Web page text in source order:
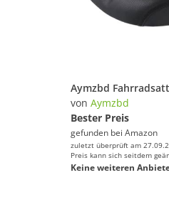
von Aymzbd
Bester Preis
gefunden bei Amazon
zuletzt überprüft am
Preis kann sich seitdem
Keine weiteren